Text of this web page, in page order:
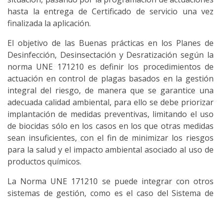
hasta la entrega de Certificado de servicio una vez
finalizada la aplicación.
El objetivo de las Buenas prácticas en los Planes de
Desinfección, Desinsectación y Desratización según la
norma UNE 171210 es definir los procedimientos de
actuación en control de plagas basados en la gestión
integral del riesgo, de manera que se garantice una
adecuada calidad ambiental, para ello se debe priorizar
implantación de medidas preventivas, limitando el uso
de biocidas sólo en los casos en los que otras medidas
sean insuficientes, con el fin de minimizar los riesgos
para la salud y el impacto ambiental asociado al uso de
productos químicos.
La Norma UNE 171210 se puede integrar con otros
sistemas de gestión, como es el caso del Sistema de